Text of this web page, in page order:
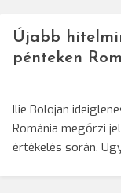
Újabb
pénteken
Ilie Bolojan
Románia megőrzi
értékelés során.